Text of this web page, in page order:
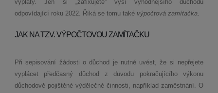
výplaty. Jen si „zafixujete“ výši výhodnějšího důchodu
odpovídající roku 2022. Říká se tomu také výpočtová zamítačka.
JAK NA TZV. VÝPOČTOVOU ZAMÍTAČKU
Při sepisování žádosti o důchod je nutné uvést, že si nepřejete
vyplácet předčasný důchod z důvodu pokračujícího výkonu
důchodově pojištěné výdělečné činnosti, například zaměstnání. O